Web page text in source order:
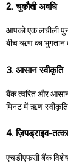
2. चुकौती अवधि
आपको एक लचीली
बीच ऋण का भुगतान
3. आसान स्वीकृति
बैंक त्वरित और
मिनट में ऋण
4. ज़िपड्राइव-
एचडीएफसी बैंक